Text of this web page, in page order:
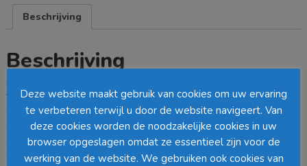
-
aantal
Beschrijving
Beschrijving
The Mood Collections, is een opvallende kunstplant met de
uitstraling van een elegante grassoort. De combinatie van groene
tinten met subtiele witte accenten geeft de plant een frisse,
natuurlijke look en maakt hem tot een echte blikvanger in het
interieur.
Deze website maakt gebruik van cookies om uw ervaring
te verbeteren terwijl u door de website navigeert. Van
deze cookies worden de noodzakelijke cookies in uw
browser opgeslagen omdat ze essentieel zijn voor de
werking van de website. We gebruiken ook cookies van